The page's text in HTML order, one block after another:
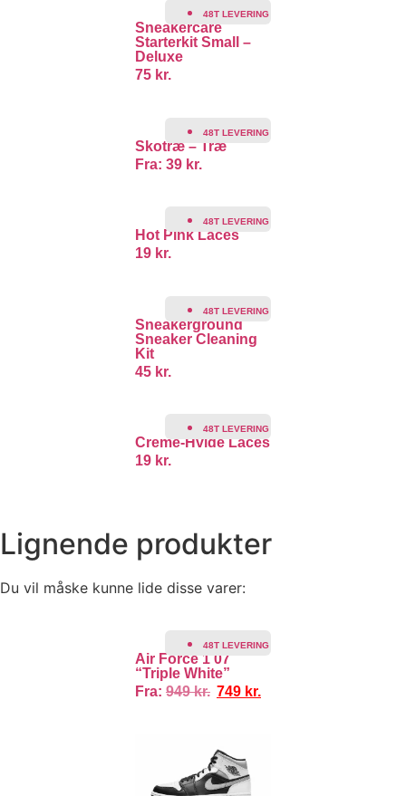
48T LEVERING
Sneakercare
Starterkit Small –
Deluxe
75 kr.
48T LEVERING
Skotræ – Træ
Fra: 39 kr.
48T LEVERING
Hot Pink Laces
19 kr.
48T LEVERING
Sneakerground
Sneaker Cleaning
Kit
45 kr.
48T LEVERING
Creme-Hvide Laces
19 kr.
Lignende produkter
Du vil måske kunne lide disse varer:
48T LEVERING
Air Force 1 07
“Triple White”
Fra: 949kr. 749 kr.